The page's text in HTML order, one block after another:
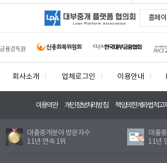
홈페
회사소개 업체로그인 이용안내
이용약관 개인정보처리방침 책임의한계와법적고지
대출중개분야 방문자수
11년 연속 1위
대출
11년